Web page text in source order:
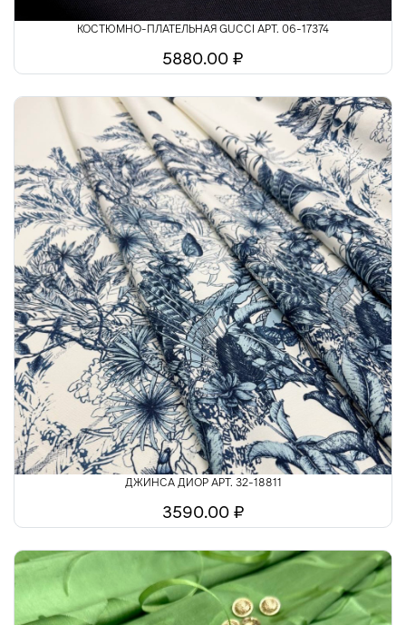
КОСТЮМНО-ПЛАТЕЛЬНАЯ GUCCI АРТ. 06-17374
5880.00 ₽
ДЖИНСА ДИОР АРТ. 32-18811
3590.00 ₽